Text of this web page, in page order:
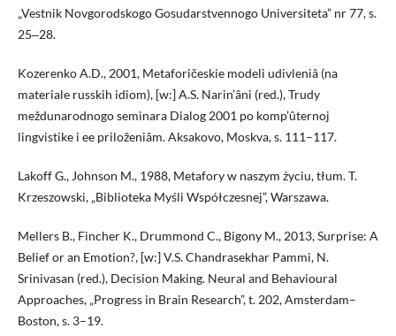
„Vestnik Novgorodskogo Gosudarstvennogo Universiteta” nr 77, s.
25‒28.
Kozerenko A.D., 2001, Metaforičeskie modeli udivleniâ (na
materiale russkih idiom), [w:] A.S. Narin’âni (red.), Trudy
meždunarodnogo seminara Dialog 2001 po komp’ûternoj
lingvistike i ee priloženiâm. Aksakovo, Moskva, s. 111–117.
Lakoff G., Johnson M., 1988, Metafory w naszym życiu, tłum. T.
Krzeszowski, „Biblioteka Myśli Współczesnej”, Warszawa.
Mellers B., Fincher K., Drummond C., Bigony M., 2013, Surprise: A
Belief or an Emotion?, [w:] V.S. Chandrasekhar Pammi, N.
Srinivasan (red.), Decision Making. Neural and Behavioural
Approaches, „Progress in Brain Research”, t. 202, Amsterdam–
Boston, s. 3–19.